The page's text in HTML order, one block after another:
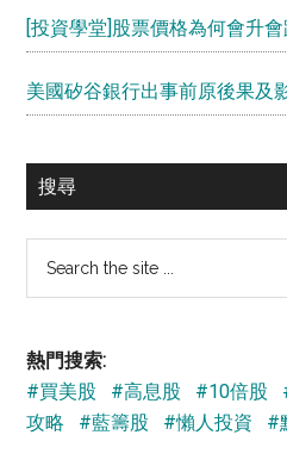
[投資學堂]股票價格為何會升會
美國矽谷銀行出事前原後果及
搜尋
熱門搜索:
#買美股
#高息股 #10倍股
攻略
#藍籌股 #懶人投資 #